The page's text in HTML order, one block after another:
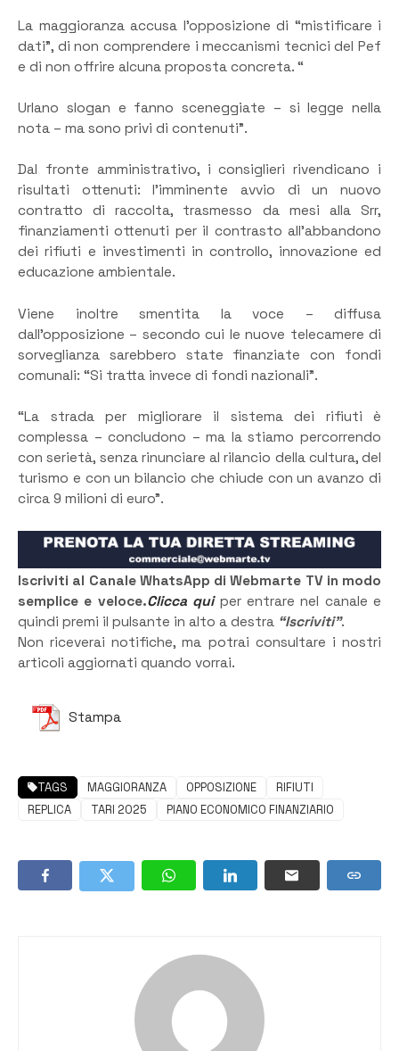
La maggioranza accusa l’opposizione di “mistificare i
dati”, di non comprendere i meccanismi tecnici del Pef
e di non offrire alcuna proposta concreta. “
Urlano slogan e fanno sceneggiate – si legge nella
nota – ma sono privi di contenuti”.
Dal fronte amministrativo, i consiglieri rivendicano i
risultati ottenuti: l’imminente avvio di un nuovo
contratto di raccolta, trasmesso da mesi alla Srr,
finanziamenti ottenuti per il contrasto all’abbandono
dei rifiuti e investimenti in controllo, innovazione ed
educazione ambientale.
Viene inoltre smentita la voce – diffusa
dall’opposizione – secondo cui le nuove telecamere di
sorveglianza sarebbero state finanziate con fondi
comunali: “Si tratta invece di fondi nazionali”.
“La strada per migliorare il sistema dei rifiuti è
complessa – concludono – ma la stiamo percorrendo
con serietà, senza rinunciare al rilancio della cultura, del
turismo e con un bilancio che chiude con un avanzo di
circa 9 milioni di euro”.
Iscriviti al Canale WhatsApp di Webmarte TV in modo
semplice e veloce.Clicca quiper entrare nel canale e
quindi premi il pulsante in alto a destra “Iscriviti”.
Non riceverai notifiche, ma potrai consultare i nostri
articoli aggiornati quando vorrai.
Stampa
TAGS MAGGIORANZA OPPOSIZIONE
RIFIUTI
REPLICA
TARI 2025 PIANO ECONOMICO FINANZIARIO